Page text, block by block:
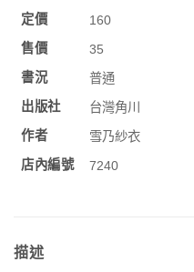
定價
160
售價
35
書況
普通
出版社
台灣角川
作者
雪乃紗衣
店內編號
7240
描述